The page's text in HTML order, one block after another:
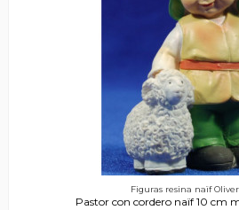
Figuras resina naïf
Pastor con cordero naïf 10 cm